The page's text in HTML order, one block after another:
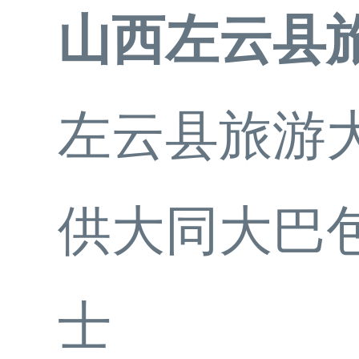
山西左云县
左云县旅游
供大同大巴
士